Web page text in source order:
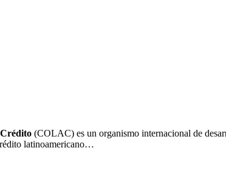
(COLAC) es un organismo internacional de
latinoamericano…